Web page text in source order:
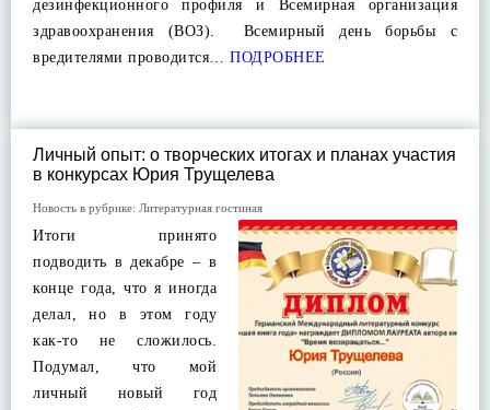
дезинфекционного профиля и Всемирная организация
здравоохранения (ВОЗ). Всемирный день борьбы с
вредителями проводится… ПОДРОБНЕЕ
Личный опыт: о творческих итогах и планах участия
в конкурсах Юрия Трущелева
Новость в рубрике: Литературная гостиная
Итоги принято
подводить в декабре – в
конце года, что я иногда
делал, но в этом году
как-то не сложилось.
Подумал, что мой
личный новый год